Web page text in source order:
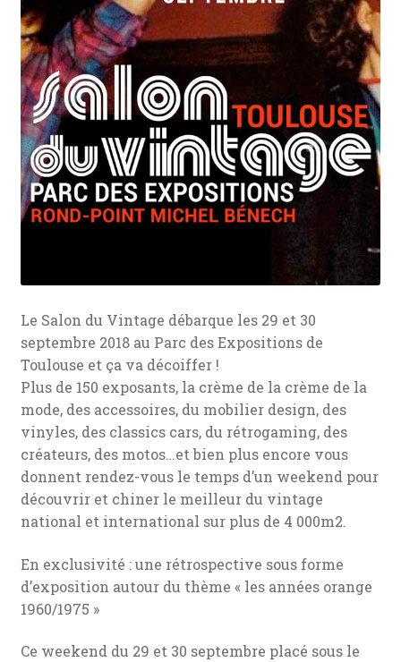
Le Salon du Vintage débarque les 29 et 30
septembre 2018 au Parc des Expositions de
Toulouse et ça va décoiffer !
Plus de 150 exposants, la crème de la crème de la
mode, des accessoires, du mobilier design, des
vinyles, des classics cars, du rétrogaming, des
créateurs, des motos…et bien plus encore vous
donnent rendez-vous le temps d’un weekend pour
découvrir et chiner le meilleur du vintage
national et international sur plus de 4 000m2.
En exclusivité : une rétrospective sous forme
d’exposition autour du thème « les années orange
1960/1975 »
Ce weekend du 29 et 30 septembre placé sous le